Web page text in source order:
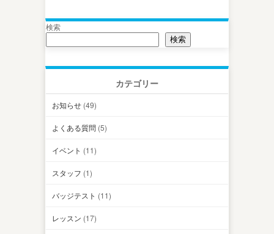
検索
検索
カテゴリー
お知らせ (49)
よくある質問 (5)
イベント (11)
スタッフ (1)
バッジテスト (11)
レッスン (17)